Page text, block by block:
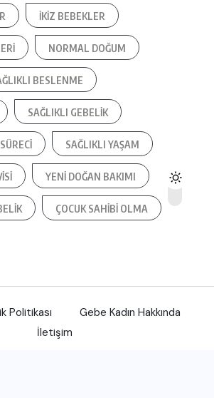
IKIZ BEBEKLER
NORMAL DOĞUM
BESLENME
SAĞLIKLI GEBELIK
SAĞLIKLI YAŞAM
YENI DOĞAN BAKIMI
ÇOCUK SAHIBI OLMA
Politikası
Gebe Kadın Hakkında
İletişim